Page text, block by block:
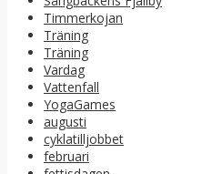
Timmerkojan
Träning
Träning
Vardag
Vattenfall
YogaGames
augusti
cyklatilljobbet
februari